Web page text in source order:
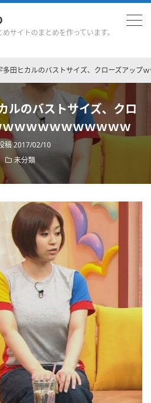
サイトのまとめを作っています。
多田ヒカルのバストサイズ、クローズアップ
ルのバストサイズ、クロ
ｗｗｗｗｗｗｗｗｗｗ
稿2017/02/10
未分類